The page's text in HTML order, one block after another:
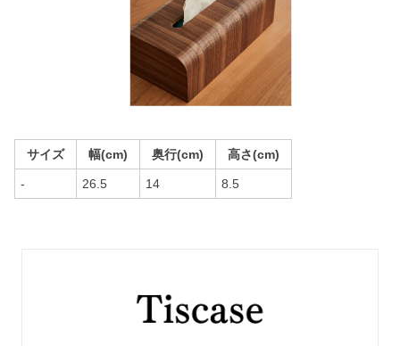
サイズ 幅(cm) 奥行(cm) 高さ(cm)
- 26.5 14 8.5